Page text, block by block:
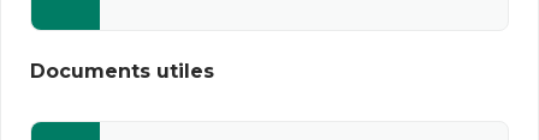
Documents utiles